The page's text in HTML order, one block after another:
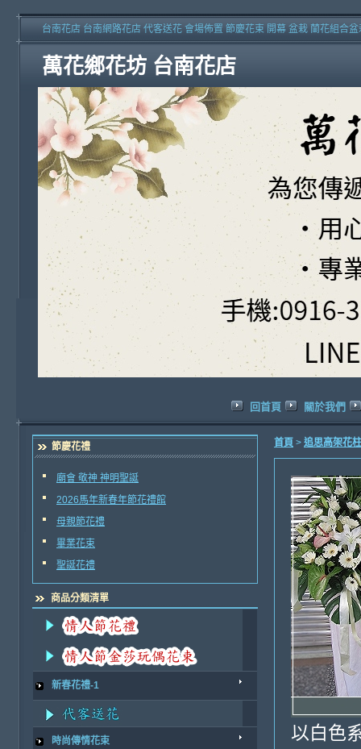
萬花鄉花坊 台南花店
台南花店 台南網路花店 代客送花 會場佈置 節慶花束 開幕 盆栽 蘭花組合
回首頁 關於我們
節慶花禮
廟會 敬神 神明聖誕
2026馬年新春年節花禮館
母親節花禮
畢業花束
聖誕花禮
商品分類清單
新春花禮-1
時尚傳情花束
首頁 > 追思高架花
以白色